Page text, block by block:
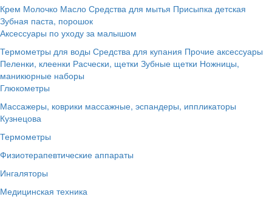
Крем Молочко Масло Средства для мытья Присыпка детская
Зубная паста, порошок
Аксессуары по уходу за малышом
Термометры для воды Средства для купания Прочие аксессуары
Пеленки, клеенки Расчески, щетки Зубные щетки Ножницы,
маникюрные наборы
Глюкометры
Массажеры, коврики массажные, эспандеры, иппликаторы
Кузнецова
Термометры
Физиотерапевтические аппараты
Ингаляторы
Медицинская техника